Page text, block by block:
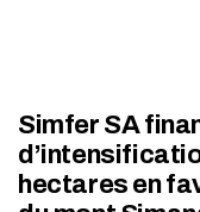
Simfer SA
hectares en